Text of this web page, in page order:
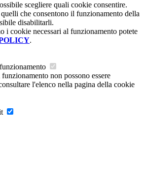
scegliere quali cookie consentire.
che consentono il funzionamento della
disabilitarli.
i cookie necessari al funzionamento potete
.
non possono essere
l'elenco nella pagina della cookie